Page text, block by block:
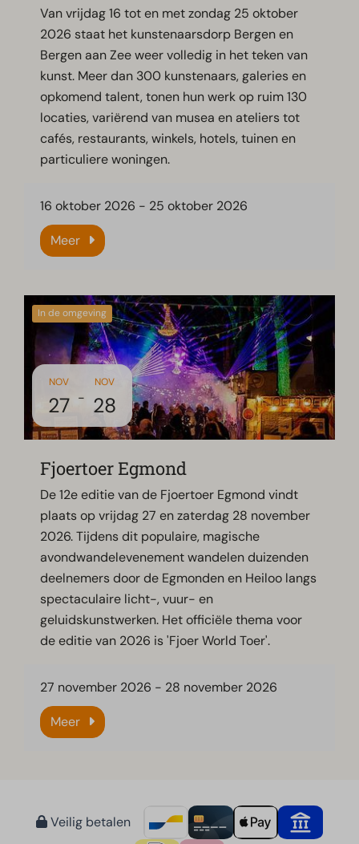
Van vrijdag 16 tot en met zondag 25 oktober
2026 staat het kunstenaarsdorp Bergen en
Bergen aan Zee weer volledig in het teken van
kunst. Meer dan 300 kunstenaars, galeries en
opkomend talent, tonen hun werk op ruim 130
locaties, variërend van musea en ateliers tot
cafés, restaurants, winkels, hotels, tuinen en
particuliere woningen.
16 oktober 2026 - 25 oktober 2026
Meer
In de omgeving
NOV
27 -
NOV
28
Fjoertoer Egmond
De 12e editie van de Fjoertoer Egmond vindt
plaats op vrijdag 27 en zaterdag 28 november
2026. Tijdens dit populaire, magische
avondwandelevenement wandelen duizenden
deelnemers door de Egmonden en Heiloo langs
spectaculaire licht-, vuur- en
geluidskunstwerken. Het officiële thema voor
de editie van 2026 is 'Fjoer World Toer'.
27 november 2026 - 28 november 2026
Meer
Veilig betalen